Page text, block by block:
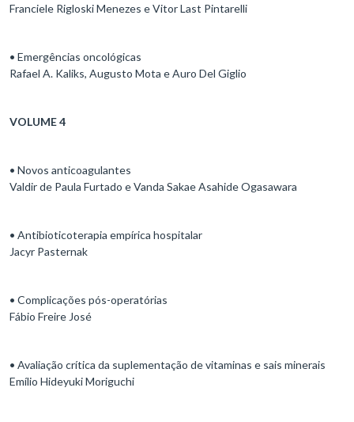
Franciele Rigloski Menezes e Vitor Last Pintarelli
• Emergências oncológicas
Rafael A. Kaliks, Augusto Mota e Auro Del Giglio
VOLUME 4
• Novos anticoagulantes
Valdir de Paula Furtado e Vanda Sakae Asahide Ogasawara
• Antibioticoterapia empírica hospitalar
Jacyr Pasternak
• Complicações pós-operatórias
Fábio Freire José
• Avaliação crítica da suplementação de vitaminas e sais minerais
Emílio Hideyuki Moriguchi